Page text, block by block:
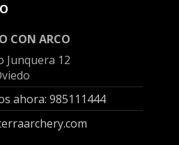
CON ARCO
Junquera 12
ahora: 985111444